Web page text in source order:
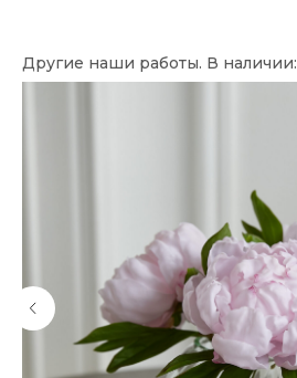
Другие наши работы. В наличии: